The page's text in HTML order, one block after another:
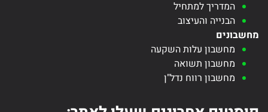
המדריך למתחיל
הבנייה והעיצוב
מחשבונים
מחשבון עלות השקעה
מחשבון תשואה
מחשבון רווח נדל"ן